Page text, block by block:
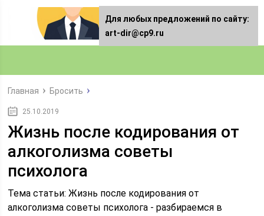
Главная Бросить
25.10.2019
Жизнь после кодирования от
алкоголизма советы
психолога
Тема статьи: Жизнь после кодирования от
алкоголизма советы психолога - разбираемся в
Для любых предложений по сайту:
art-dir@cp9.ru